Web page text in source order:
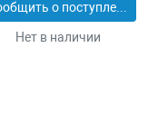
Сообщить о поступлении
Нет в наличии